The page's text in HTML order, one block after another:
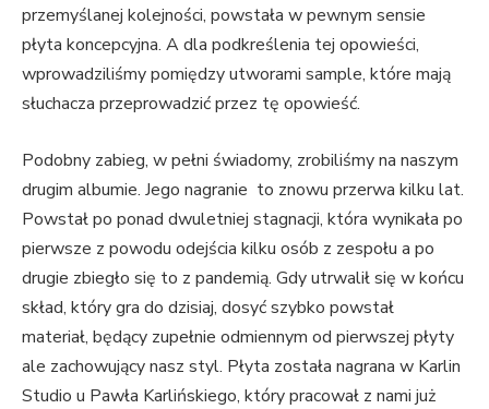
przemyślanej kolejności, powstała w pewnym sensie
płyta koncepcyjna. A dla podkreślenia tej opowieści,
wprowadziliśmy pomiędzy utworami sample, które mają
słuchacza przeprowadzić przez tę opowieść.
Podobny zabieg, w pełni świadomy, zrobiliśmy na naszym
drugim albumie. Jego nagranie to znowu przerwa kilku lat.
Powstał po ponad dwuletniej stagnacji, która wynikała po
pierwsze z powodu odejścia kilku osób z zespołu a po
drugie zbiegło się to z pandemią. Gdy utrwalił się w końcu
skład, który gra do dzisiaj, dosyć szybko powstał
materiał, będący zupełnie odmiennym od pierwszej płyty
ale zachowujący nasz styl. Płyta została nagrana w Karlin
Studio u Pawła Karlińskiego, który pracował z nami już